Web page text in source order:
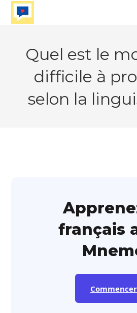
Skip
Quel est le
difficile à
selon la
français
Commencer